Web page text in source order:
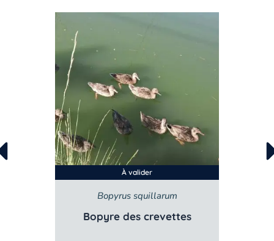
À valider
Bopyrus squillarum
Bopyre des crevettes